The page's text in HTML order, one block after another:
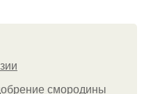
смородины